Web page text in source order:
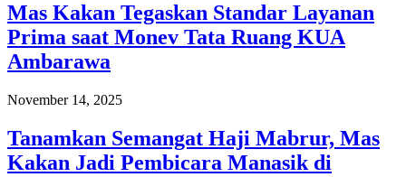
Mas Kakan Tegaskan Standar Layanan
Prima saat Monev Tata Ruang KUA
Ambarawa
November 14, 2025
Tanamkan Semangat Haji Mabrur, Mas
Kakan Jadi Pembicara Manasik di